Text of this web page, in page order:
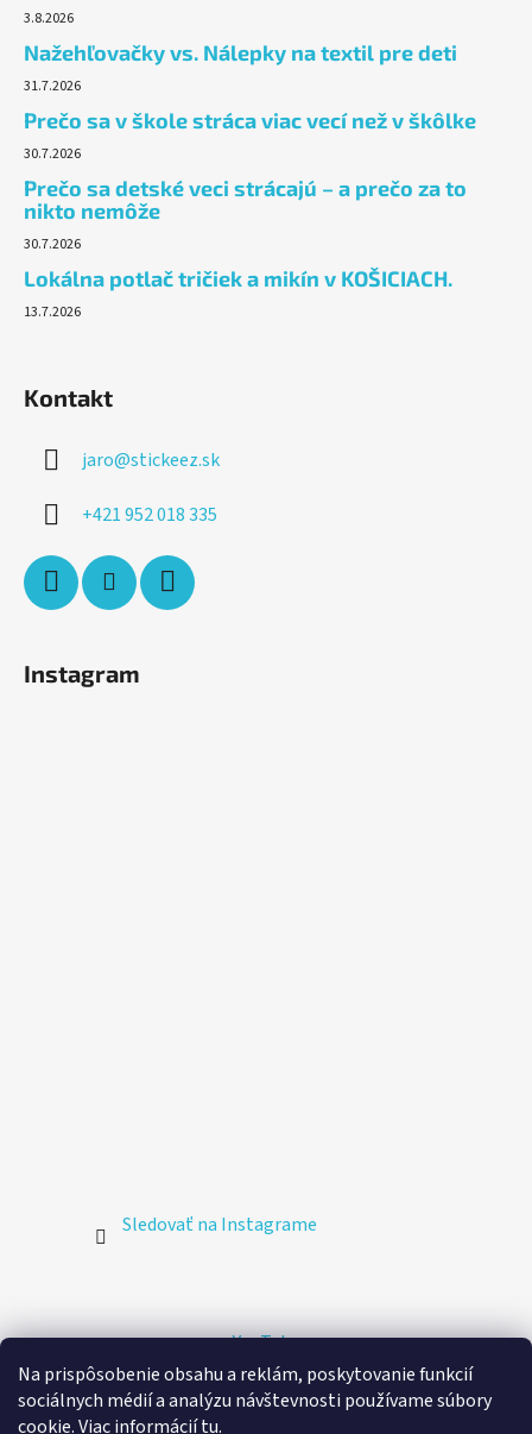
Na prispôsobenie obsahu a reklám, poskytovanie funkcií
sociálnych médií a analýzu návštevnosti používame súbory
cookie. Viac informáciítu.
🚚 Doprava zdarma
3.8.2026
Nažehľovačky vs. Nálepky na textil pre deti
31.7.2026
Prečo sa v škole stráca viac vecí než v škôlke
30.7.2026
Prečo sa detské veci strácajú – a prečo za to
nikto nemôže
30.7.2026
Lokálna potlač tričiek a mikín v KOŠICIACH.
13.7.2026
Kontakt
jaro@stickeez.sk
+421 952 018 335
Instagram
Sledovať na Instagrame
YouTube